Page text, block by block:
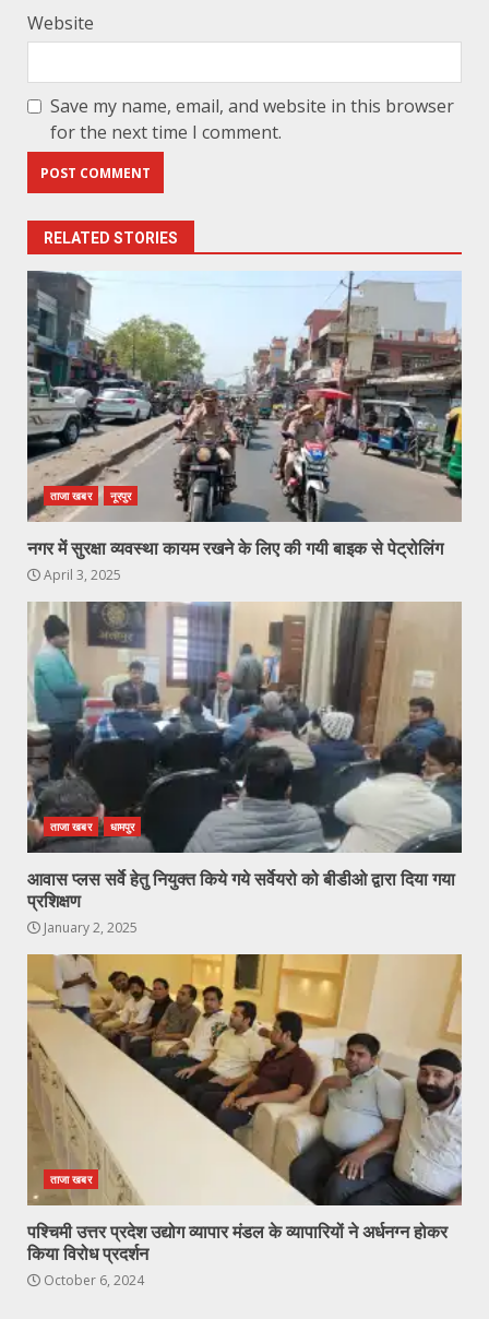
Website
Save my name, email, and website in this browser
for the next time I comment.
RELATED STORIES
ताजा खबर नूरपुर
नगर में सुरक्षा व्यवस्था कायम रखने के लिए की गयी बाइक से पेट्रोलिंग
April 3, 2025
ताजा खबर धामपुर
आवास प्लस सर्वे हेतु नियुक्त किये गये सर्वेयरो को बीडीओ द्वारा दिया गया
प्रशिक्षण
January 2, 2025
ताजा खबर
पश्चिमी उत्तर प्रदेश उद्योग व्यापार मंडल के व्यापारियों ने अर्धनग्न होकर
किया विरोध प्रदर्शन
October 6, 2024